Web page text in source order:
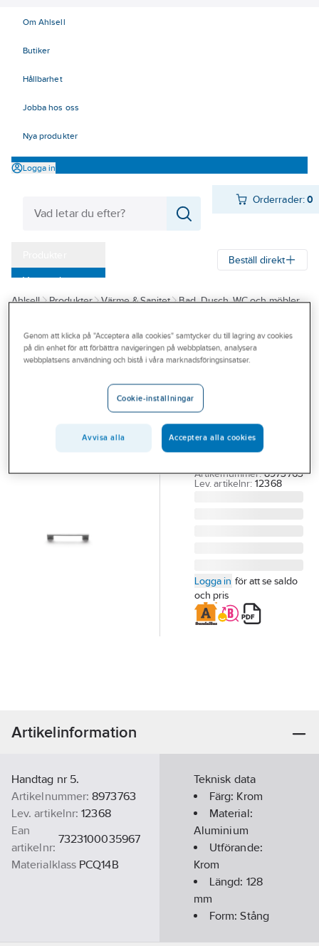
Om Ahlsell
Butiker
Hållbarhet
Jobba hos oss
Nya produkter
Logga in
Orderrader:0
Varumärken
Kampanjer
Outlet
Branscher
Beställ direkt
Ahlsell Produkter Värme & Sanitet
Bad, Dusch, WC och möbler
SVEDBERGS
Handtag Nr5,
Svedbergs
SVEDBERGS
HANDTAG NR5
KROM 128MM C/C
Artikelnummer: 8973763
Lev. artikelnr: 12368
Logga in för att se saldo
och pris
Artikelinformation
Handtag nr 5.
Artikelnummer: 8973763
Lev. artikelnr: 12368
Ean
artikelnr:
7323100035967
Materialklass PCQ14B
Teknisk data
Färg: Krom
Material:
Aluminium
Utförande:
Krom
Längd: 128
mm
Form:Stång
Genom att klicka på "Acceptera alla cookies" samtycker du till lagring av cookies
på din enhet för att förbättra navigeringen på webbplatsen, analysera
webbplatsens användning och bistå i våra marknadsföringsinsatser.
Cookie-inställningar
Avvisa alla Acceptera alla cookies